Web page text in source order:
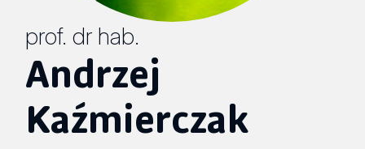
prof. dr hab.
Andrzej
Kaźmierczak